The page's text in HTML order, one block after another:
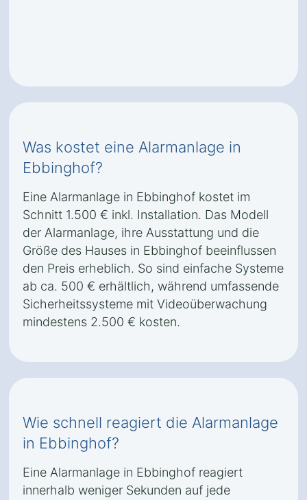
Was kostet eine Alarmanlage in
Ebbinghof?
Eine Alarmanlage in Ebbinghof kostet im
Schnitt 1.500 € inkl. Installation. Das Modell
der Alarmanlage, ihre Ausstattung und die
Größe des Hauses in Ebbinghof beeinflussen
den Preis erheblich. So sind einfache Systeme
ab ca. 500 € erhältlich, während umfassende
Sicherheitssysteme mit Videoüberwachung
mindestens 2.500 € kosten.
Wie schnell reagiert die Alarmanlage
in Ebbinghof?
Eine Alarmanlage in Ebbinghof reagiert
innerhalb weniger Sekunden auf jede